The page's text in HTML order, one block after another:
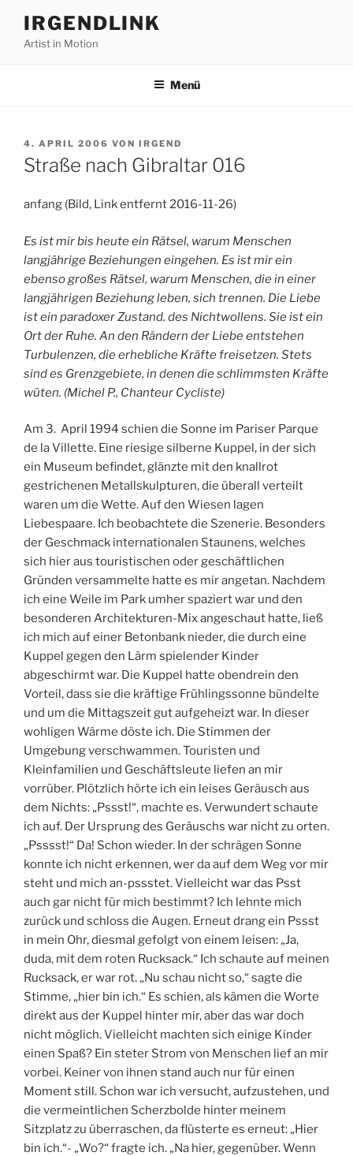
Inhalt
springen
IRGENDLINK
Artist in Motion
Menü
VERÖFFENTLICHT
AM
4. APRIL 2006 VON IRGEND
Straße nach Gibraltar 016
anfang (Bild, Link entfernt 2016-11-26)
Es ist mir bis heute ein Rätsel, warum Menschen
langjährige Beziehungen eingehen. Es ist mir ein
ebenso großes Rätsel, warum Menschen, die in einer
langjährigen Beziehung leben, sich trennen. Die Liebe
ist ein paradoxer Zustand. des Nichtwollens. Sie ist ein
Ort der Ruhe. An den Rändern der Liebe entstehen
Turbulenzen, die erhebliche Kräfte freisetzen. Stets
sind es Grenzgebiete, in denen die schlimmsten Kräfte
wüten. (Michel P., Chanteur Cycliste)
Am 3. April 1994 schien die Sonne im Pariser Parque
de la Villette. Eine riesige silberne Kuppel, in der sich
ein Museum befindet, glänzte mit den knallrot
gestrichenen Metallskulpturen, die überall verteilt
waren um die Wette. Auf den Wiesen lagen
Liebespaare. Ich beobachtete die Szenerie. Besonders
der Geschmack internationalen Staunens, welches
sich hier aus touristischen oder geschäftlichen
Gründen versammelte hatte es mir angetan. Nachdem
ich eine Weile im Park umher spaziert war und den
besonderen Architekturen-Mix angeschaut hatte, ließ
ich mich auf einer Betonbank nieder, die durch eine
Kuppel gegen den Lärm spielender Kinder
abgeschirmt war. Die Kuppel hatte obendrein den
Vorteil, dass sie die kräftige Frühlingssonne bündelte
und um die Mittagszeit gut aufgeheizt war. In dieser
wohligen Wärme döste ich. Die Stimmen der
Umgebung verschwammen. Touristen und
Kleinfamilien und Geschäftsleute liefen an mir
vorrüber. Plötzlich hörte ich ein leises Geräusch aus
dem Nichts: „Pssst!“, machte es. Verwundert schaute
ich auf. Der Ursprung des Geräuschs war nicht zu orten.
„Psssst!“ Da! Schon wieder. In der schrägen Sonne
konnte ich nicht erkennen, wer da auf dem Weg vor mir
steht und mich an-pssstet. Vielleicht war das Psst
auch gar nicht für mich bestimmt? Ich lehnte mich
zurück und schloss die Augen. Erneut drang ein Pssst
in mein Ohr, diesmal gefolgt von einem leisen: „Ja,
duda, mit dem roten Rucksack.“ Ich schaute auf meinen
Rucksack, er war rot. „Nu schau nicht so,“ sagte die
Stimme, „hier bin ich.“ Es schien, als kämen die Worte
direkt aus der Kuppel hinter mir, aber das war doch
nicht möglich. Vielleicht machten sich einige Kinder
einen Spaß? Ein steter Strom von Menschen lief an mir
vorbei. Keiner von ihnen stand auch nur für einen
Moment still. Schon war ich versucht, aufzustehen, und
die vermeintlichen Scherzbolde hinter meinem
Sitzplatz zu überraschen, da flüsterte es erneut: „Hier
bin ich.“- „Wo?“ fragte ich. „Na hier, gegenüber. Wenn